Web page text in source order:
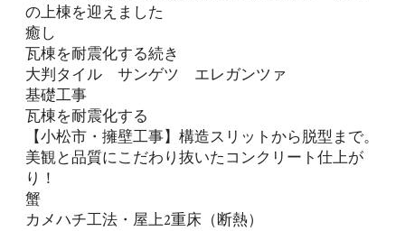
の上棟を迎えました
癒し
瓦棟を耐震化する続き
大判タイル サンゲツ エレガンツァ
基礎工事
瓦棟を耐震化する
【小松市・擁壁工事】構造スリットから脱型まで。
美観と品質にこだわり抜いたコンクリート仕上が
り！
蟹
カメハチ工法・屋上2重床（断熱）